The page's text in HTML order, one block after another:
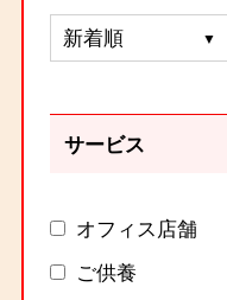
サービス
オフィス店舗
ご供養